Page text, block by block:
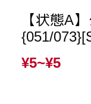
【状態A
{051/
¥5~¥5